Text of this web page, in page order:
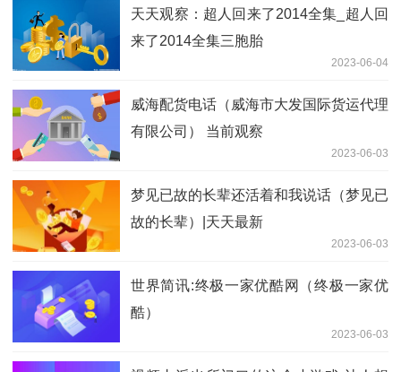
天天观察：超人回来了2014全集_超人回
来了2014全集三胞胎
2023-06-04
威海配货电话（威海市大发国际货运代理
有限公司） 当前观察
2023-06-03
梦见已故的长辈还活着和我说话（梦见已
故的长辈）|天天最新
2023-06-03
世界简讯:终极一家优酷网（终极一家优
酷）
2023-06-03